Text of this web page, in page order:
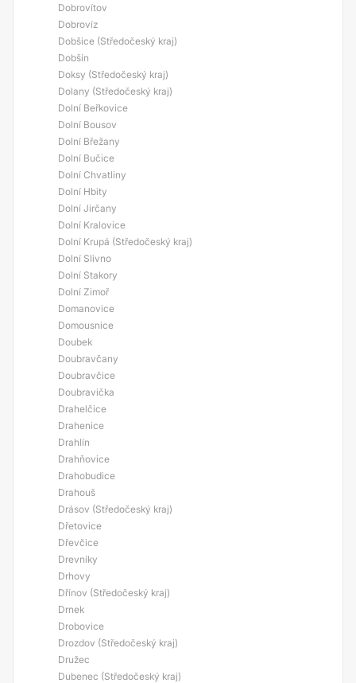
Dobrovítov
Dobrovíz
Dobšice (Středočeský kraj)
Dobšín
Doksy (Středočeský kraj)
Dolany (Středočeský kraj)
Dolní Beřkovice
Dolní Bousov
Dolní Břežany
Dolní Bučice
Dolní Chvatliny
Dolní Hbity
Dolní Jirčany
Dolní Kralovice
Dolní Krupá (Středočeský kraj)
Dolní Slivno
Dolní Stakory
Dolní Zimoř
Domanovice
Domousnice
Doubek
Doubravčany
Doubravčice
Doubravička
Drahelčice
Drahenice
Drahlín
Drahňovice
Drahobudice
Drahouš
Drásov (Středočeský kraj)
Dřetovice
Dřevčice
Drevníky
Drhovy
Dřínov (Středočeský kraj)
Drnek
Drobovice
Drozdov (Středočeský kraj)
Družec
Dubenec (Středočeský kraj)